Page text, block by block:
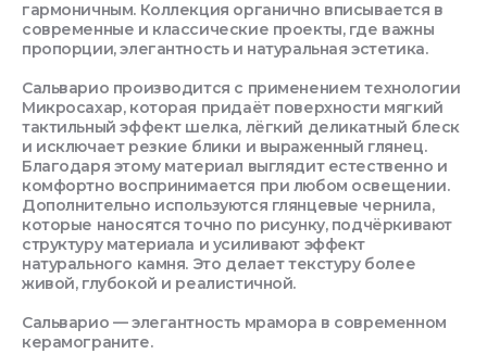
гармоничным. Коллекция органично вписывается в
современные и классические проекты, где важны
пропорции, элегантность и натуральная эстетика.
Сальварио производится с применением технологии
Микросахар, которая придаёт поверхности мягкий
тактильный эффект шелка, лёгкий деликатный блеск
и исключает резкие блики и выраженный глянец.
Благодаря этому материал выглядит естественно и
комфортно воспринимается при любом освещении.
Дополнительно используются глянцевые чернила,
которые наносятся точно по рисунку, подчёркивают
структуру материала и усиливают эффект
натурального камня. Это делает текстуру более
живой, глубокой и реалистичной.
Сальварио — элегантность мрамора в современном
керамограните.